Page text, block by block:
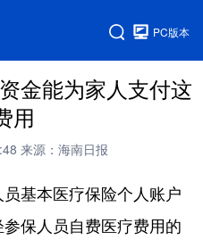
PC版本
金能为家人支付这
用
来源：海南日报
基本医疗保险个人账户
保人员自费医疗费用的